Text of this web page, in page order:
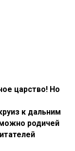
царство! Но
к дальним
родичей